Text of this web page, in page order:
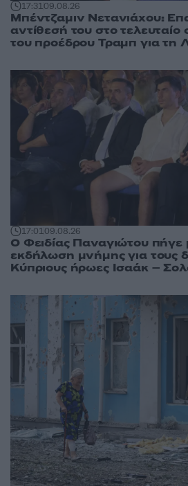
17:3109.08.26
Μπέντζαμιν Νετανιάχου:
αντίθεσή του στο τελευταίο
του προέδρου Τραμπ για τη
17:0109.08.26
Ο Φειδίας Παναγιώτου πήγε
εκδήλωση μνήμης για τους
Κύπριους ήρωες Ισαάκ –